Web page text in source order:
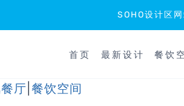
SOHO设计区
首页 最新设计 餐饮
厅 餐饮空间